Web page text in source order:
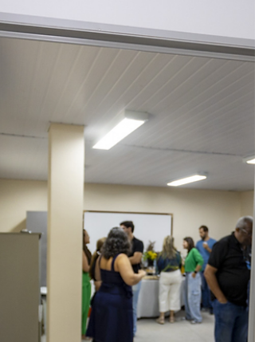
empregabilidade do mês de fevereiro
a força do Norte e Noroeste Fluminense na